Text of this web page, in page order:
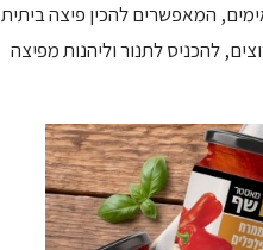
המאפשרים להכין פיצה ביתית
להכניס לתנור וליהנות מפיצה